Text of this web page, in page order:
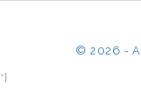
© 2026 -
*}